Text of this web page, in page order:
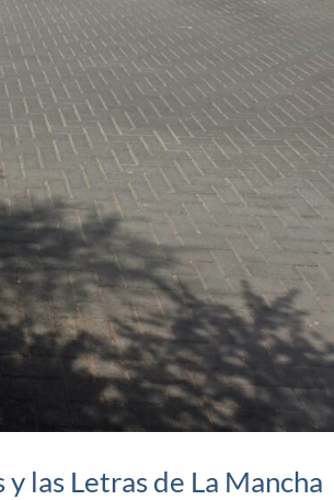
las Letras de La Mancha